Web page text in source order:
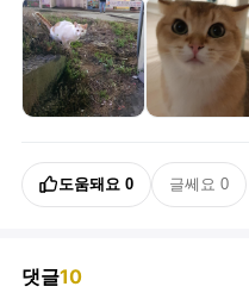
도움돼요 0 글쎄요 0
댓글10